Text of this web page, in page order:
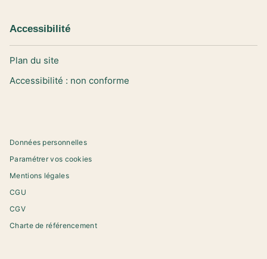
Accessibilité
Plan du site
Accessibilité : non conforme
Données personnelles
Paramétrer vos cookies
Mentions légales
CGU
CGV
Charte de référencement